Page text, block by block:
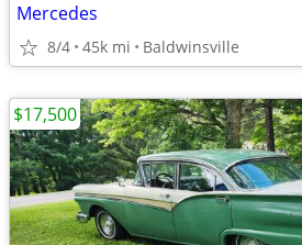
Mercedes
8/4 45k mi Baldwinsville
$17,500